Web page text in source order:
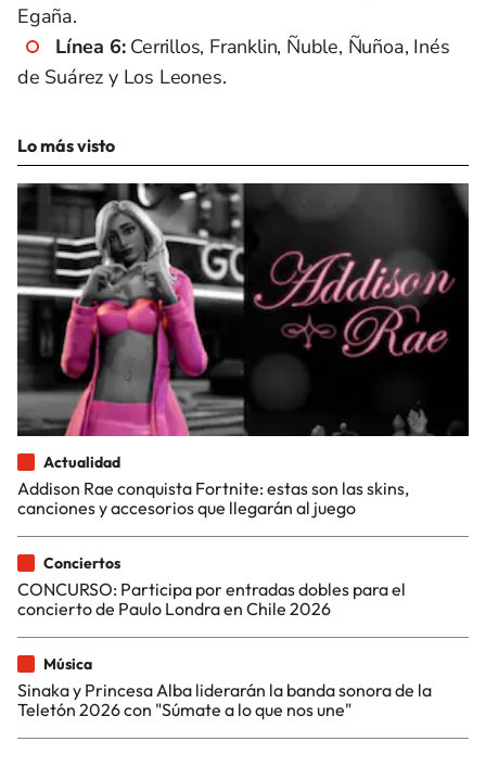
Egaña.
Línea 6:Cerrillos, Franklin, Ñuble, Ñuñoa, Inés
de Suárez y Los Leones.
Lo más visto
Actualidad
Addison Rae conquista Fortnite: estas son las skins,
canciones y accesorios que llegarán al juego
Conciertos
CONCURSO: Participa por entradas dobles para el
concierto de Paulo Londra en Chile 2026
Música
Sinaka y Princesa Alba liderarán la banda sonora de la
Teletón 2026 con "Súmate a lo que nos une"